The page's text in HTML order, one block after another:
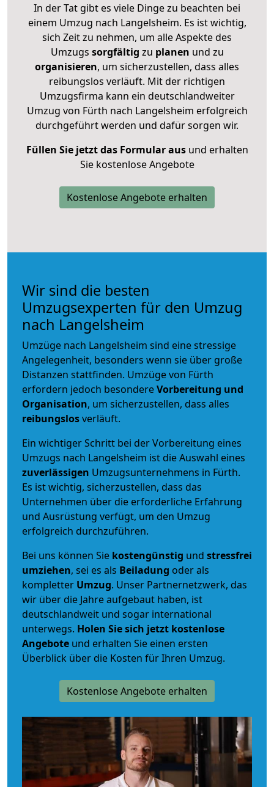
In der Tat gibt es viele Dinge zu beachten bei
einem Umzug nach Langelsheim. Es ist wichtig,
sich Zeit zu nehmen, um alle Aspekte des
Umzugs sorgfältig zu planen und zu
organisieren, um sicherzustellen, dass alles
reibungslos verläuft. Mit der richtigen
Umzugsfirma kann ein deutschlandweiter
Umzug von Fürth nach Langelsheim erfolgreich
durchgeführt werden und dafür sorgen wir.
Füllen Sie jetzt das Formular ausund erhalten
Sie kostenlose Angebote
Kostenlose Angebote erhalten
Wir sind die besten
Umzugsexperten für den Umzug
nach Langelsheim
Umzüge nach Langelsheim sind eine stressige
Angelegenheit, besonders wenn sie über große
Distanzen stattfinden. Umzüge von Fürth
erfordern jedoch besondereVorbereitung und
Organisation, um sicherzustellen, dass alles
reibungslosverläuft.
Ein wichtiger Schritt bei der Vorbereitung eines
Umzugs nach Langelsheim ist die Auswahl eines
zuverlässigen Umzugsunternehmens in Fürth.
Es ist wichtig, sicherzustellen, dass das
Unternehmen über die erforderliche Erfahrung
und Ausrüstung verfügt, um den Umzug
erfolgreich durchzuführen.
Bei uns können Sie kostengünstig und stressfrei
umziehen, sei es als Beiladung oder als
kompletter Umzug. Unser Partnernetzwerk, das
wir über die Jahre aufgebaut haben, ist
deutschlandweit und sogar international
unterwegs. Holen Sie sich jetzt kostenlose
Angebote und erhalten Sie einen ersten
Überblick über die Kosten für Ihren Umzug.
Kostenlose Angebote erhalten